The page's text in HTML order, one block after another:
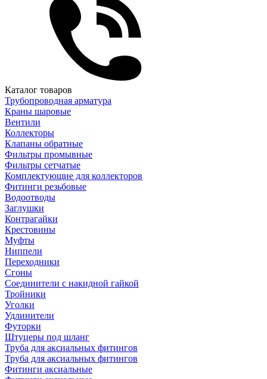
Каталог товаров
Трубопроводная арматура
Краны шаровые
Вентили
Коллекторы
Клапаны обратные
Фильтры промывные
Фильтры сетчатые
Комплектующие для коллекторов
Фитинги резьбовые
Водоотводы
Заглушки
Контрагайки
Крестовины
Муфты
Ниппели
Переходники
Сгоны
Соединители с накидной гайкой
Тройники
Уголки
Удлинители
Футорки
Штуцеры под шланг
Труба для аксиальных фитингов
Труба для аксиальных фитингов
Фитинги аксиальные